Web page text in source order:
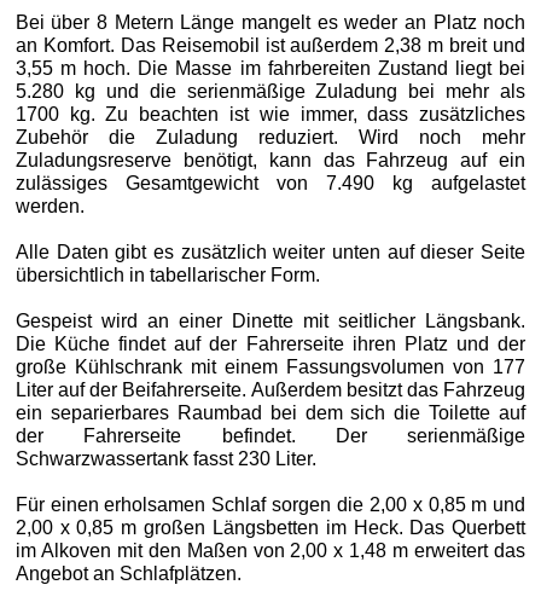
Bei über 8 Metern Länge mangelt es weder an Platz noch
an Komfort. Das Reisemobil ist außerdem 2,38 m breit und
3,55 m hoch. Die Masse im fahrbereiten Zustand liegt bei
5.280 kg und die serienmäßige Zuladung bei mehr als
1700 kg. Zu beachten ist wie immer, dass zusätzliches
Zubehör die Zuladung reduziert. Wird noch mehr
Zuladungsreserve benötigt, kann das Fahrzeug auf ein
zulässiges Gesamtgewicht von 7.490 kg aufgelastet
werden.
Alle Daten gibt es zusätzlich weiter unten auf dieser Seite
übersichtlich in tabellarischer Form.
Gespeist wird an einer Dinette mit seitlicher Längsbank.
Die Küche findet auf der Fahrerseite ihren Platz und der
große Kühlschrank mit einem Fassungsvolumen von 177
Liter auf der Beifahrerseite. Außerdem besitzt das Fahrzeug
ein separierbares Raumbad bei dem sich die Toilette auf
der Fahrerseite befindet. Der serienmäßige
Schwarzwassertank fasst 230 Liter.
Für einen erholsamen Schlaf sorgen die 2,00 x 0,85 m und
2,00 x 0,85 m großen Längsbetten im Heck. Das Querbett
im Alkoven mit den Maßen von 2,00 x 1,48 m erweitert das
Angebot an Schlafplätzen.